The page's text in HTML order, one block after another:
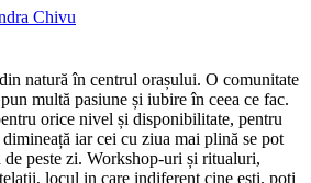
Chivu
natură în centrul orașului. O comunitate
multă pasiune și iubire în ceea ce fac.
orice nivel și disponibilitate, pentru
iar cei cu ziua mai plină se pot
de peste zi. Workshop-uri și ritualuri,
locul in care indiferent cine ești, poți